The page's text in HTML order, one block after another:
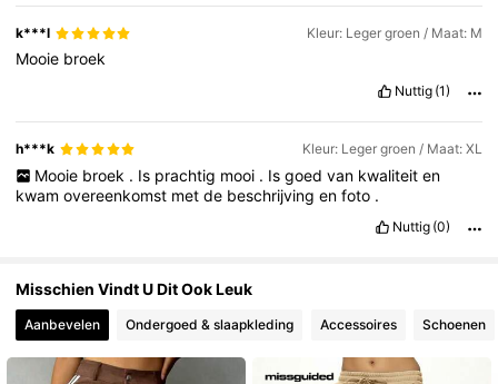
k***l Kleur: Leger groen / Maat: M
Mooie broek
Nuttig (1)
h***k Kleur: Leger groen / Maat: XL
Mooie broek . Is prachtig mooi . Is goed van kwaliteit en
kwamovereenkomst metde beschrijvingenfoto .
Nuttig (0)
Misschien Vindt U Dit Ook Leuk
Aanbevelen Ondergoed & slaapkleding Accessoires Schoenen